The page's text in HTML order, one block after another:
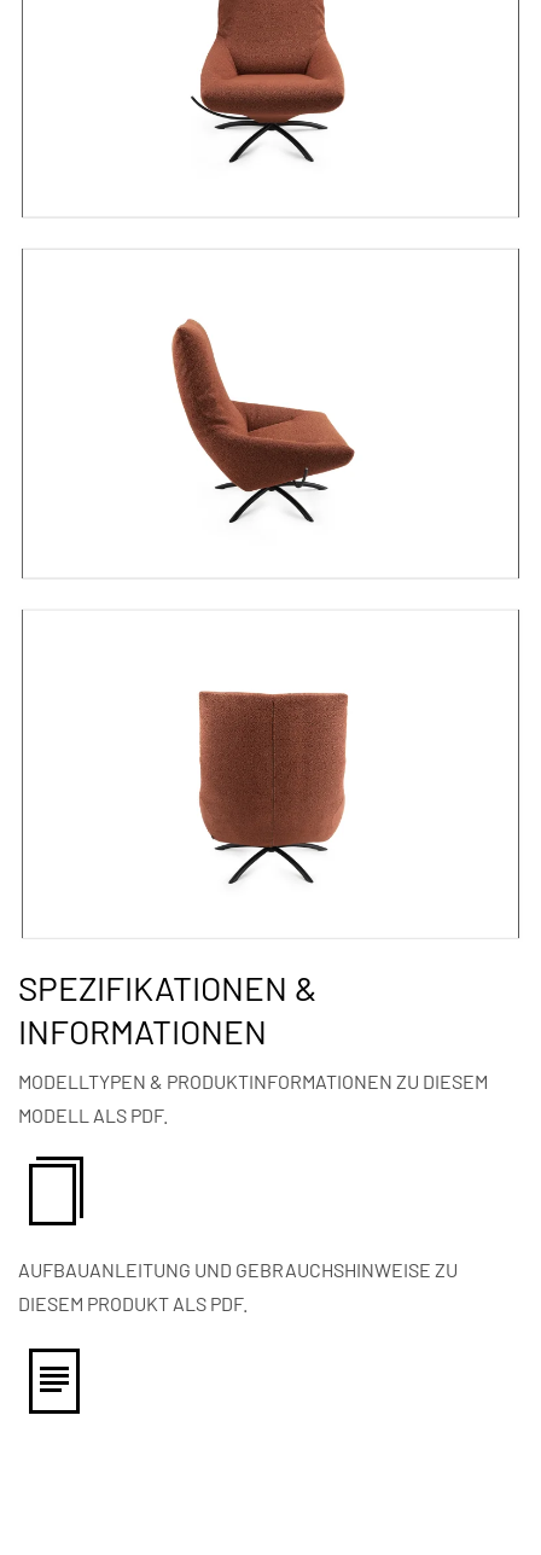
SPEZIFIKATIONEN &
INFORMATIONEN
MODELLTYPEN & PRODUKTINFORMATIONEN ZU DIESEM
MODELL ALS PDF.
AUFBAUANLEITUNG UND GEBRAUCHSHINWEISE ZU
DIESEM PRODUKT ALS PDF.